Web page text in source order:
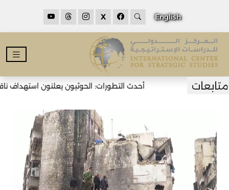
English
X
أحدث التطورات: الحوثيون يعلنون استهداف